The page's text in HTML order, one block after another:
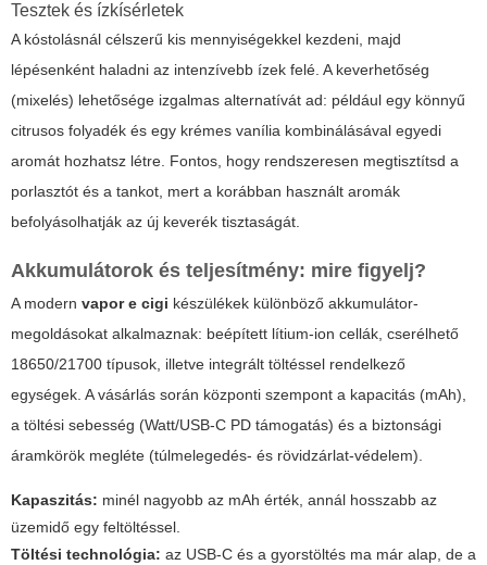
Tesztek és ízkísérletek
A kóstolásnál célszerű kis mennyiségekkel kezdeni, majd
lépésenként haladni az intenzívebb ízek felé. A keverhetőség
(mixelés) lehetősége izgalmas alternatívát ad: például egy könnyű
citrusos folyadék és egy krémes vanília kombinálásával egyedi
aromát hozhatsz létre. Fontos, hogy rendszeresen megtisztítsd a
porlasztót és a tankot, mert a korábban használt aromák
befolyásolhatják az új keverék tisztaságát.
Akkumulátorok és teljesítmény: mire figyelj?
A modern vapor e cigi készülékek különböző akkumulátor-
megoldásokat alkalmaznak: beépített lítium-ion cellák, cserélhető
18650/21700 típusok, illetve integrált töltéssel rendelkező
egységek. A vásárlás során központi szempont a kapacitás (mAh),
a töltési sebesség (Watt/USB-C PD támogatás) és a biztonsági
áramkörök megléte (túlmelegedés- és rövidzárlat-védelem).
Kapaszitás: minél nagyobb az mAh érték, annál hosszabb az
üzemidő egy feltöltéssel.
Töltési technológia: az USB-C és a gyorstöltés ma már alap, de a